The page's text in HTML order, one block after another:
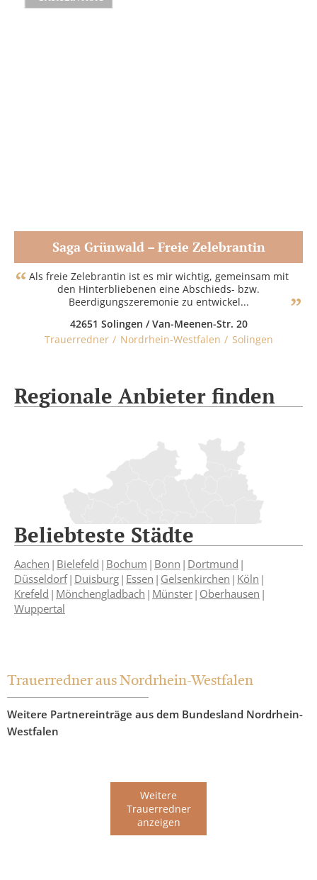
Saga Grünwald – Freie Zelebrantin
Als freie Zelebrantin ist es mir wichtig, gemeinsam mit
den Hinterbliebenen eine Abschieds- bzw.
Beerdigungszeremonie zu entwickel...
42651 Solingen / Van-Meenen-Str. 20
Trauerredner
Nordrhein-Westfalen Solingen
Regionale Anbieter finden
Beliebteste Städte
Aachen Bielefeld Bochum Bonn Dortmund
Düsseldorf Duisburg Essen Gelsenkirchen Köln
Krefeld Mönchengladbach Münster Oberhausen
Wuppertal
Trauerredner aus Nordrhein-Westfalen
Weitere Partnereinträge aus dem Bundesland Nordrhein-
Westfalen
Weitere
Trauerredner
anzeigen